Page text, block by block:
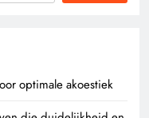
optimale akoestiek